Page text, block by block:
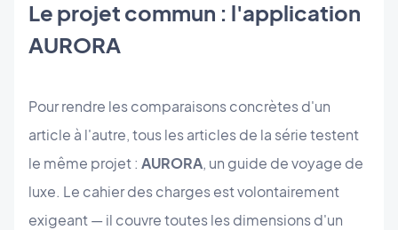
Le projet commun : l'application
AURORA
Pour rendre les comparaisons concrètes d'un
article à l'autre, tous les articles de la série testent
le même projet : AURORA, un guide de voyage de
luxe. Le cahier des charges est volontairement
exigeant — il couvre toutes les dimensions d'un